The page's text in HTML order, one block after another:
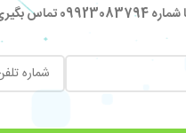
تا باهات تماس بگیریم.